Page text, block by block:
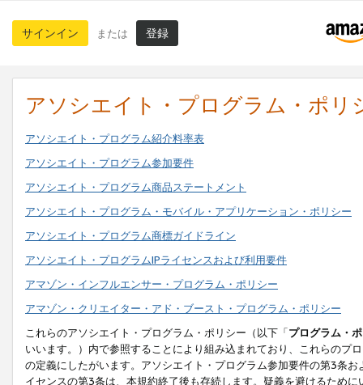
サインイン または 登録
アソシエイト・プログラム・ポリ
アソシエイト・プログラム紹介料率表
アソシエイト・プログラム参加要件
アソシエイト・プログラム商品ステートメント
アソシエイト・プログラム・モバイル・アプリケーション・ポリシー
アソシエイト・プログラム商標ガイドライン
アソシエイト・プログラムIPライセンスおよび利用要件
アマゾン・インフルエンサー・プログラム・ポリシー
アマゾン・クリエイター・アド・ブースト・プログラム・ポリシー
これらのアソシエイト・プログラム・ポリシー（以下「プログラム・
いいます。）内で参照することにより組み込まれており、これらのプ
の定義にしたがいます。アソシエイト・プログラム参加要件の第3条
イセンスの第3条は、本規約終了後も存続します。疑義を避けるため